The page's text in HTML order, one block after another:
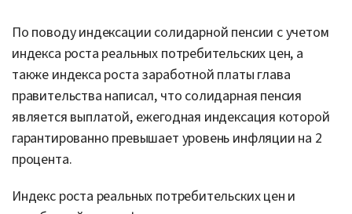
По поводу индексации солидарной пенсии с учетом
индекса роста реальных потребительских цен, а
также индекса роста заработной платы глава
правительства написал, что солидарная пенсия
является выплатой, ежегодная индексация которой
гарантированно превышает уровень инфляции на 2
процента.
Индекс роста реальных потребительских цен и